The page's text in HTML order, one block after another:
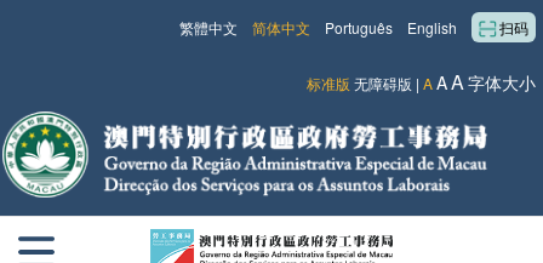
扫码
English
Português
简体中文
繁體中文
标准版 无障碍版 | AAA字体大小